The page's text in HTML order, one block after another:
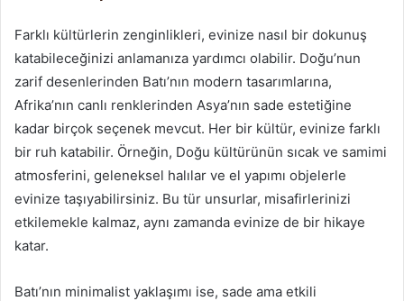
Farklı kültürlerin zenginlikleri, evinize nasıl bir dokunuş
katabileceğinizi anlamanıza yardımcı olabilir. Doğu’nun
zarif desenlerinden Batı’nın modern tasarımlarına,
Afrika’nın canlı renklerinden Asya’nın sade estetiğine
kadar birçok seçenek mevcut. Her bir kültür, evinize farklı
bir ruh katabilir. Örneğin, Doğu kültürünün sıcak ve samimi
atmosferini, geleneksel halılar ve el yapımı objelerle
evinize taşıyabilirsiniz. Bu tür unsurlar, misafirlerinizi
etkilemekle kalmaz, aynı zamanda evinize de bir hikaye
katar.
Batı’nın minimalist yaklaşımı ise, sade ama etkili